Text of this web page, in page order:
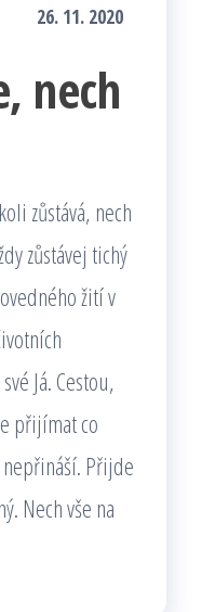
26. 11. 2020
nech
zůstává, nech
zůstávej tichý
žití v
Já. Cestou,
přijímat co
nepřináší. Přijde
Nech vše na